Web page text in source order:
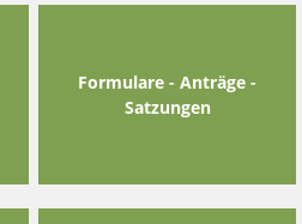
Formulare - Anträge -
Satzungen